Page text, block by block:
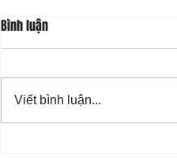
08-07 Nhân Từ Và Chân Thật
Bình luận
Viết bình luận...